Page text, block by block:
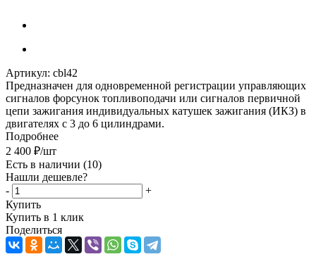
Артикул: cbl42
Предназначен для одновременной регистрации управляющих
сигналов форсунок топливоподачи или сигналов первичной
цепи зажигания индивидуальных катушек зажигания (ИКЗ) в
двигателях с 3 до 6 цилиндрами.
Подробнее
2 400 ₽/шт
Есть в наличии (10)
Нашли дешевле?
-
+
Купить
Купить в 1 клик
Поделиться